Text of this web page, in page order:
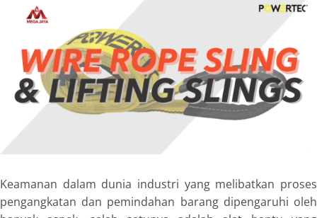
Keamanan dalam dunia industri yang melibatkan proses
pengangkatan dan pemindahan barang dipengaruhi oleh